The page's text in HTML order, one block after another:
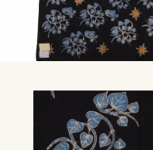
KATALOG
BATIK
TANYA
JAWAB
LINKS